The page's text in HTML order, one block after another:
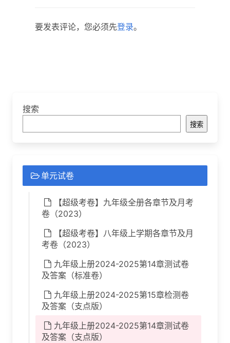
要发表评论，您必须先登录。
搜索
搜索
单元试卷
【超级考卷】九年级全册各章节及月考
卷（2023）
【超级考卷】八年级上学期各章节及月
考卷（2023）
九年级上册2024-2025第14章测试卷
及答案（标准卷）
九年级上册2024-2025第15章检测卷
及答案（支点版）
九年级上册2024-2025第14章测试卷
及答案（支点版）